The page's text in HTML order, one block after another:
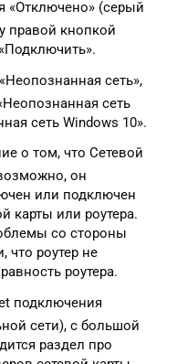
«Отключено» (серый
правой кнопкой
сеть»,
сеть
сеть Windows 10».
о том, что Сетевой
он
или подключен
карты или роутера.
со стороны
что роутер не
роутера.
подключения
сети), с большой
раздел про